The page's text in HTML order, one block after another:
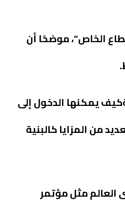
منها بالشراكه مع القطاع الخاص”، موضحًا أن
يمكنها الدخول إلى
من المزايا كالبنية
مستوى العالم مثل مؤتمر